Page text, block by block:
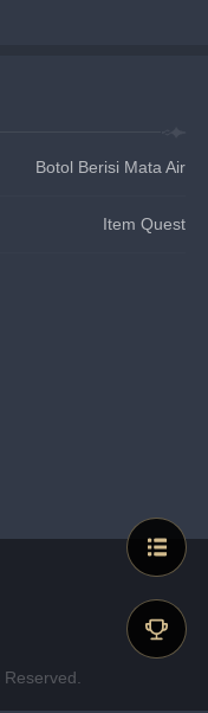
Botol Berisi Mata Air
Item Quest